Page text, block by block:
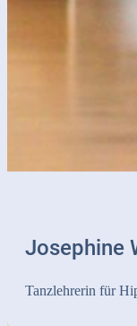
Josephine
Tanzlehrerin für